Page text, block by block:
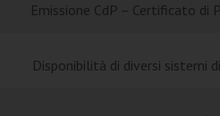
Emissione CdP – Certificato di
Disponibilità di diversi sistemi